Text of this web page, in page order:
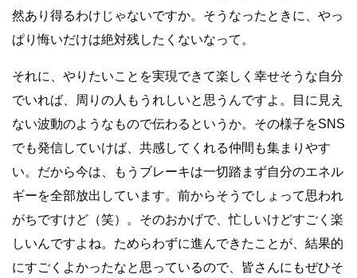
然あり得るわけじゃないですか。そうなったときに、やっ
ぱり悔いだけは絶対残したくないなって。
それに、やりたいことを実現できて楽しく幸せそうな自分
でいれば、周りの人もうれしいと思うんですよ。目に見え
ない波動のようなもので伝わるというか。その様子をSNS
でも発信していけば、共感してくれる仲間も集まりやす
い。だから今は、もうブレーキは一切踏まず自分のエネル
ギーを全部放出しています。前からそうでしょって思われ
がちですけど（笑）。そのおかげで、忙しいけどすごく楽
しいんですよね。ためらわずに進んできたことが、結果的
にすごくよかったなと思っているので、皆さんにもぜひそ